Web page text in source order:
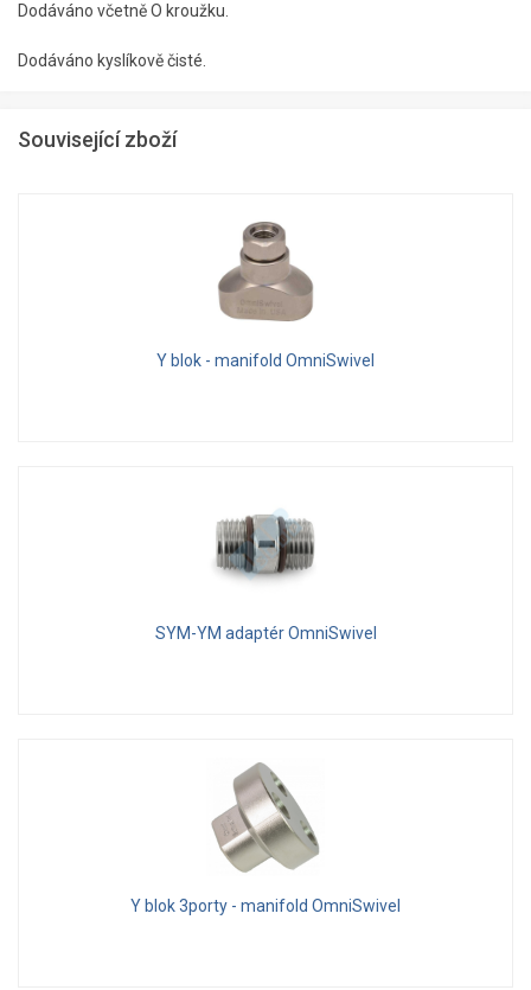
Dodáváno včetně O kroužku.
Dodáváno kyslíkově čisté.
Související zboží
Y blok - manifold OmniSwivel
SYM-YM adaptér OmniSwivel
Y blok 3porty - manifold OmniSwivel